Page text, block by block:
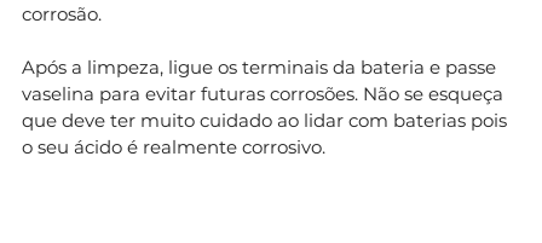
corrosão.
Após a limpeza, ligue os terminais da bateria e passe
vaselina para evitar futuras corrosões. Não se esqueça
que deve ter muito cuidado ao lidar com baterias pois
o seu ácido é realmente corrosivo.